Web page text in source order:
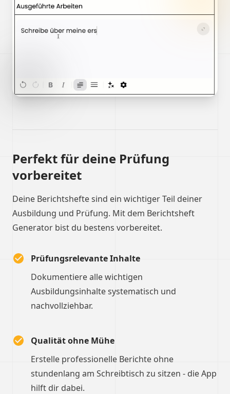
Perfekt für deine Prüfung
vorbereitet
Deine Berichtshefte sind ein wichtiger Teil deiner
Ausbildung und Prüfung. Mit dem Berichtsheft
Generator bist du bestens vorbereitet.
Prüfungsrelevante Inhalte
Dokumentiere alle wichtigen
Ausbildungsinhalte systematisch und
nachvollziehbar.
Qualität ohne Mühe
Erstelle professionelle Berichte ohne
stundenlang am Schreibtisch zu sitzen - die App
hilft dir dabei.